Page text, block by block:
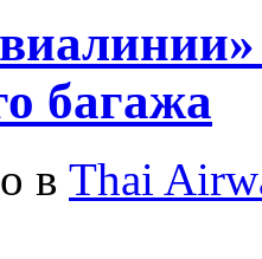
багажа
в Thai